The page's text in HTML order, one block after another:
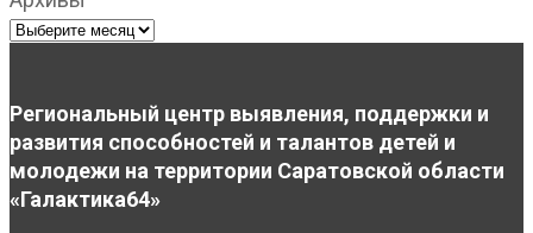
Региональный центр выявления, поддержки и
развития способностей и талантов детей и
молодежи на территории Саратовской области
«Галактика64»